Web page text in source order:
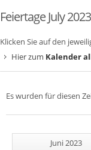
Feiertage July 2023
Klicken Sie auf den
Hier zum Kalender
Es wurden für diesen
Juni 2023